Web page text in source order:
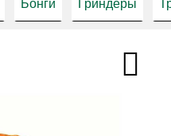
Бонги Гриндеры